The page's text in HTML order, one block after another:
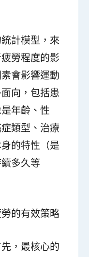
計模型，來
勞程度的影
會影響運動
向，包括患
年齡、性
類型、治療
的特性（是
多久等
的有效策略
，最核心的